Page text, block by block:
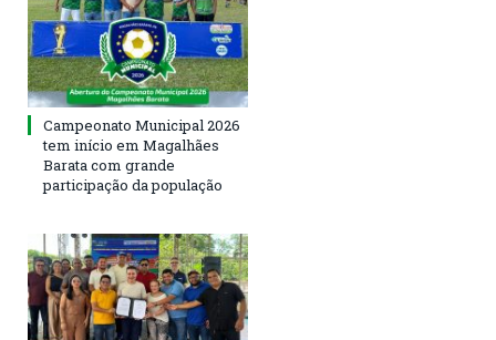
Campeonato Municipal 2026
tem início em Magalhães
Barata com grande
participação da população